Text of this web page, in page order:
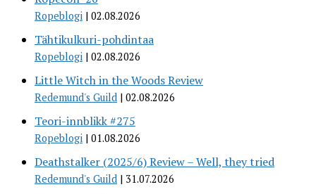
Ropeblogi 02.08.2026
Tähtikulkuri-pohdintaa
Ropeblogi 02.08.2026
Little Witch in the Woods Review
Redemund's Guild 02.08.2026
Teori-innblikk #275
Ropeblogi 01.08.2026
Deathstalker (2025/6) Review – Well, they tried
Redemund's Guild 31.07.2026